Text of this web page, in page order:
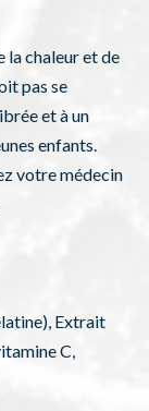
la chaleur et de
pas se
et à un
enfants.
votre médecin
Extrait
C,